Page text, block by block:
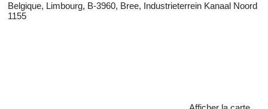
Belgique, Limbourg, B-3960, Bree, Industrieterrein Kanaal Noord
1155